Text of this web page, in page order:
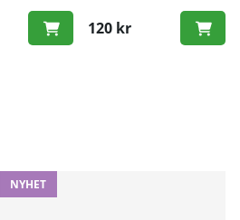
originaldesign
- Bra skydd mot
120 kr
NYHET